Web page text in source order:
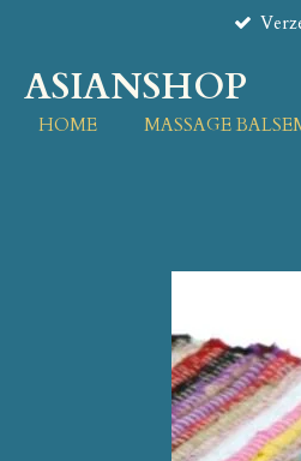
naar
de
hoofdinhoud
ASIANSHOP
HOME MASSAGE